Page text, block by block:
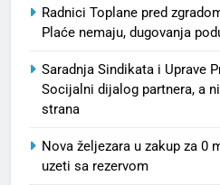
Radnici Toplane pred
Plaće nemaju, dugovanja
Saradnja Sindikata i Uprave
Socijalni dijalog partnera, a
strana
Nova željezara u zakup za 0
uzeti sa rezervom